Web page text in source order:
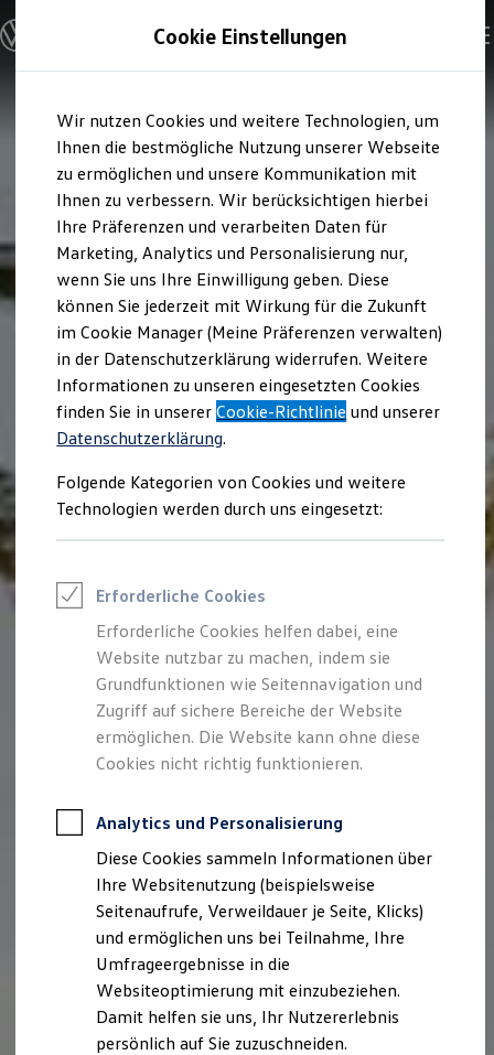
Hauptinhalt
springen
Footer
springen
Modelle und Konfigurator
Konfigurator
Modelle vergleichen
Elektroautos
ENERGY Sondermodelle
Nutzfahrzeuge
SUV und CUV
Familienautos
Kombis
Kompaktwagen
Sportwagen
Schnell verfügbare Fahrzeuge
Angebote und Produkte
Aktuelle Angebote
E-Auto-Förderung
Volkswagen Marktplatz
Die ENERGY Sondermodelle
Junge Gebrauchtwagen und Gebrauchtwagen
Volkswagen Zertifizierte Gebrauchtwagen
Elektromobilität bei Gebrauchtwagen
Saisonangebote
Reifenpakete
Leasing
Leasing-Angebote
Elektroauto Leasing
Kleinwagen-Leasing
Leasing ohne Anzahlung
Finanzierung
Autokredit mit Schlussrate
Versicherungen und Garantien
Kfz-Versicherung
Restschuldversicherungen
Garantien
Professional Class bei Volkswagen
Behörden
Direktkunden
Sonderfahrzeuge
Anpfiff zum Gewinn
Elektromobilität
Elektroautos
ID. Tutorials
Elektrofahrzeugkonzepte
ID. EVERY1
Reichweite
Cookie Einstellungen
Wir nutzen Cookies und weitere Technologien, um
Ihnen die bestmögliche Nutzung unserer Webseite
zu ermöglichen und unsere Kommunikation mit
Ihnen zu verbessern. Wir berücksichtigen hierbei
Ihre Präferenzen und verarbeiten Daten für
Marketing, Analytics und Personalisierung nur,
wenn Sie uns Ihre Einwilligung geben. Diese
können Sie jederzeit mit Wirkung für die Zukunft
im Cookie Manager (Meine Präferenzen verwalten)
in der Datenschutzerklärung widerrufen. Weitere
Informationen zu unseren eingesetzten Cookies
finden Sie in unsererCookie-Richtlinie und unserer
Datenschutzerklärung.
Folgende Kategorien von Cookies und weitere
Technologien werden durch uns eingesetzt:
Erforderliche Cookies
Erforderliche Cookies helfen dabei, eine
Website nutzbar zu machen, indem sie
Grundfunktionen wie Seitennavigation und
Zugriff auf sichere Bereiche der Website
ermöglichen. Die Website kann ohne diese
Cookies nicht richtig funktionieren.
Analytics und Personalisierung
Diese Cookies sammeln Informationen über
Ihre Websitenutzung (beispielsweise
Seitenaufrufe, Verweildauer je Seite, Klicks)
und ermöglichen uns bei Teilnahme, Ihre
Umfrageergebnisse in die
Websiteoptimierung mit einzubeziehen.
Damit helfen sie uns, Ihr Nutzererlebnis
persönlich auf Sie zuzuschneiden.